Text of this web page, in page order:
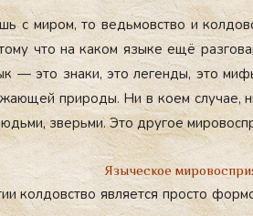
с ми­ром, то ведь­мовс­тво и
что на ка­ком язы­ке ещё
— это зна­ки, это ле­ген­ды, это
при­роды. Ни в ко­ем слу­чае,
зверь­ми. Это дру­гое
Языческое
кол­довс­тво яв­ля­ет­ся прос­то